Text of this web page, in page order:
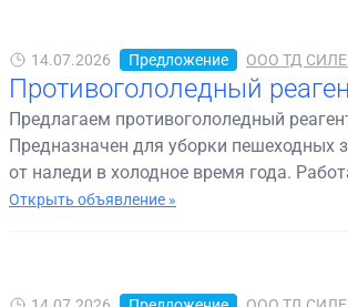
14.07.2026 Предложение ООО ТД
Противогололедный
Предлагаем противогололедный
Предназначен для уборки пешеходных
от наледи в холодное время года.
Открыть объявление »